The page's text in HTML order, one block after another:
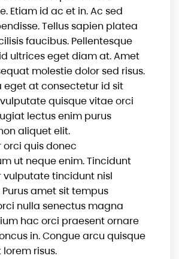
Etiam id ac et in. Ac sed
Tellus sapien platea
faucibus. Pellentesque
ultrices eget diam at. Amet
molestie dolor sed risus.
eget at consectetur id sit
quisque vitae orci
lectus enim purus
aliquet elit.
orci quis donec
ut neque enim. Tincidunt
vulputate tincidunt nisl
amet sit tempus
nulla senectus magna
hac orci praesent ornare
in. Congue arcu quisque
risus.